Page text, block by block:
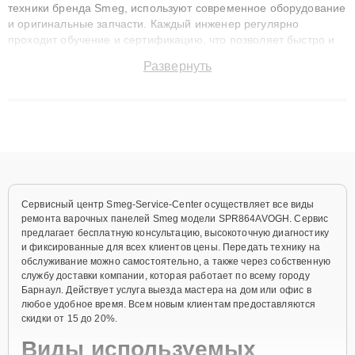
техники бренда Smeg, используют современное оборудование
и оригинальные запчасти. Каждый инженер регулярно
проходит обучение и сертификацию, что позволяет быстро и
сохранением гарантии до 3 лет. Наши мастера решают
Развернуть
Сервисный центр Smeg-Service-Center осуществляет все виды
ремонта варочных панелей Smeg модели SPR864AVOGH. Сервис
предлагает бесплатную консультацию, высокоточную диагностику
и фиксированные для всех клиентов цены. Передать технику на
обслуживание можно самостоятельно, а также через собственную
службу доставки компании, которая работает по всему городу
Барнаул. Действует услуга выезда мастера на дом или офис в
любое удобное время. Всем новым клиентам предоставляются
скидки от 15 до 20%.
Виды используемых